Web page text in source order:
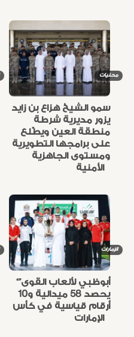
محليات
سمو الشيخ هزاع بن زايد
يزور مديرية شرطة
منطقة العين ويطّلع
على برامجها التطويرية
ومستوى الجاهزية
الأمنية
الإمارات
“أبوظبي لألعاب القوى”
يحصد 58 ميدالية و10
أرقام قياسية في كأس
الإمارات